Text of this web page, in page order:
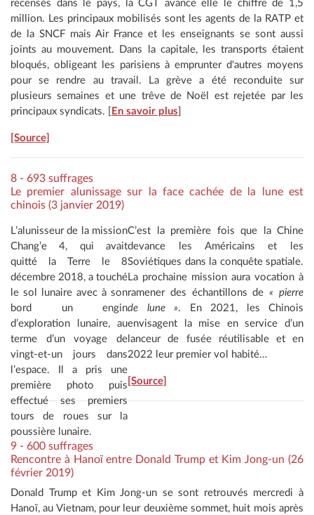
recensés dans le pays, la CGT avance elle le chiffre de 1,5
million. Les principaux mobilisés sont les agents de la RATP et
de la SNCF mais Air France et les enseignants se sont aussi
joints au mouvement. Dans la capitale, les transports étaient
bloqués, obligeant les parisiens à emprunter d'autres moyens
pour se rendre au travail. La grève a été reconduite sur
plusieurs semaines et une trêve de Noël est rejetée par les
principaux syndicats. [
En savoir plus
[Source]
8 - 693 suffrages
Le premier alunissage sur la face cachée de la lune est
chinois (3 janvier 2019)
L’alunisseur de la mission
Chang’e 4, qui avait
quitté la Terre le 8
décembre 2018, a touché
le sol lunaire avec à son
bord un engin
d’exploration lunaire, au
terme d’un voyage de
vingt-et-un jours dans
l’espace. Il a pris une
première photo puis
effectué ses premiers
tours de roues sur la
poussière lunaire.
C’est la première fois que la Chine
devance les Américains et les
Soviétiques dans la conquête spatiale.
La prochaine mission aura vocation à
ramener des échantillons de« pierre
de lune ». En 2021, les Chinois
envisagent la mise en service d’un
lanceur de fusée réutilisable et en
2022 leur premier vol habité…
[Source]
9 - 600 suffrages
Rencontre à Hanoï entre Donald Trump et Kim Jong-un (26
février 2019)
Donald Trump et Kim Jong-un se sont retrouvés mercredi à
Hanoï, au Vietnam, pour leur deuxième sommet, huit mois après